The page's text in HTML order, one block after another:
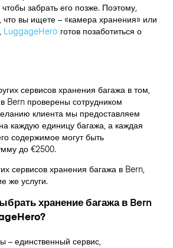
забрать его позже. Поэтому,
что вы ищете – «камера хранения» или
LuggageHero готов позаботиться о
сервисов хранения багажа в том,
Bernпроверены сотрудником
клиента мы предоставляем
каждую единицу багажа, а каждая
содержимое могут быть
до €2500.
сервисов хранения багажа в Bern,
же услуги.
хранение багажа в Bern
– единственный сервис,